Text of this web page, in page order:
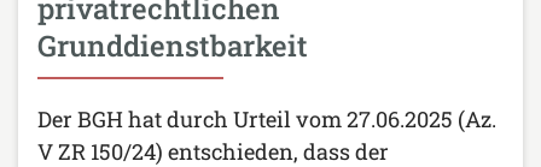
privatrechtlichen
Grunddienstbarkeit
Der BGH hat durch Urteil vom 27.06.2025 (Az.
V ZR 150/24) entschieden, dass der